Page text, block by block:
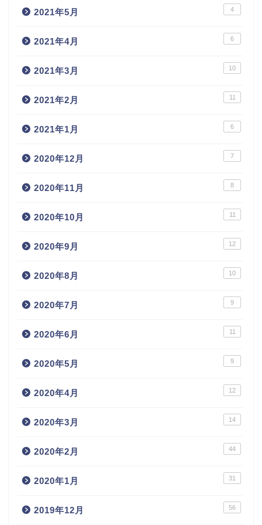
2021年5月 4
2021年4月 6
2021年3月 10
2021年2月 11
2021年1月 6
2020年12月 7
2020年11月 8
2020年10月 11
2020年9月 12
2020年8月 10
2020年7月 9
2020年6月 11
2020年5月 9
2020年4月 12
2020年3月 14
2020年2月 44
2020年1月 31
2019年12月 56